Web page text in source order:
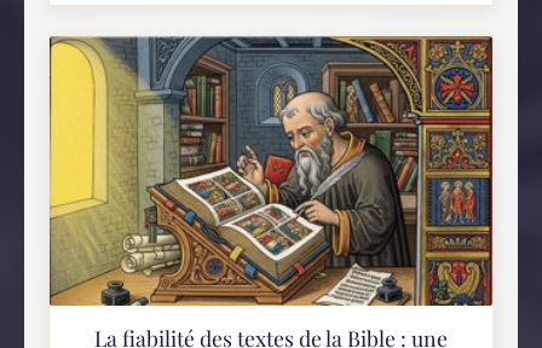
en 12 périodes, représentant chacune une étape
importante dans le cheminement du...
La fiabilité des textes de la Bible : une